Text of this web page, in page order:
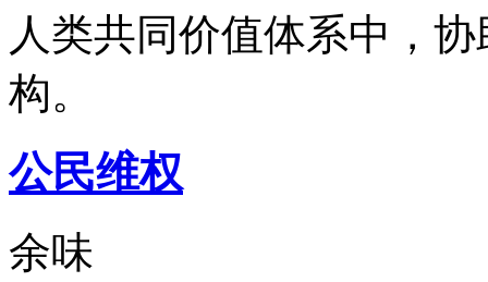
人类共同价值体系中，
构。
公民维权
余味